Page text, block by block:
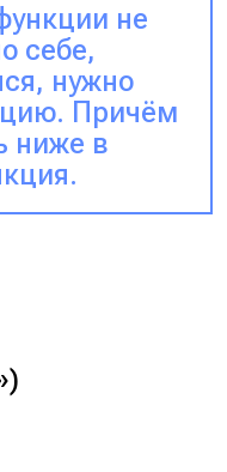
не
себе,
нужно
Причём
ниже в